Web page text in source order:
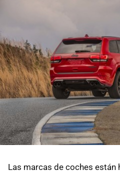
Las marcas de coches están